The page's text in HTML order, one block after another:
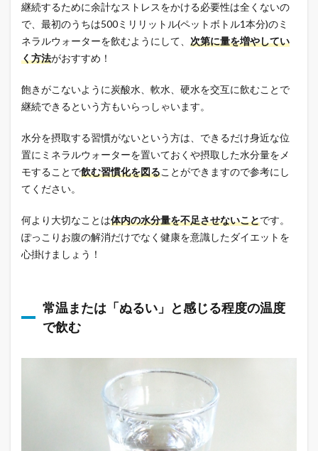
継続するために余計なストレスをかける必要性は全くないの
で、最初のうちは500ミリリットル(ペットボトル1本分)のミ
ネラルウォーターを飲むようにして、 次第に量を増やしてい
く方法がおすすめ！
飽きがこないように炭酸水、軟水、硬水を交互に飲むことで
継続できるという方もいらっしゃいます。
水分を摂取する習慣がないという方は、できるだけ身近な位
置にミネラルウォーターを置いておくや摂取した水分量をメ
モすることで飲む習慣化を図ることができますので参考にし
てください。
何より大切なことは体内の水分量を不足させないことです。
ぽっこりお腹の解消だけでなく健康を意識したダイエットを
心掛けましょう！
常温または「ぬるい」と感じる程度の温度
で飲む